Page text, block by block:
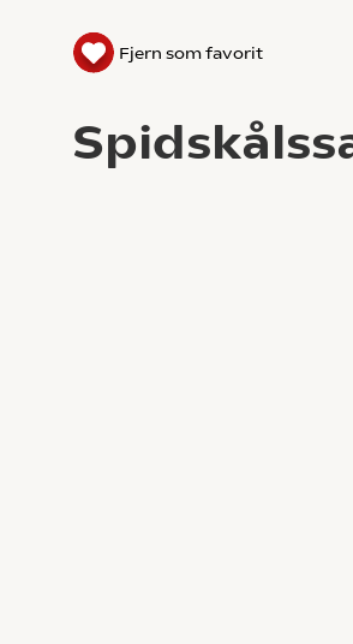
Fjern som favorit